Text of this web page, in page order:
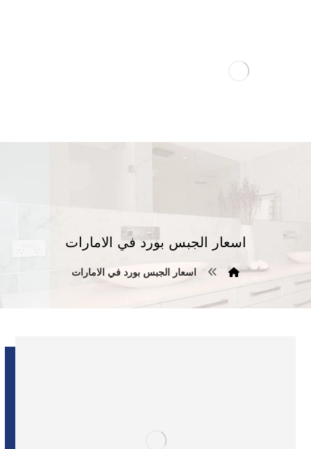
اسعار الجبس بورد في الامارات
اسعار الجبس بورد في الامارات